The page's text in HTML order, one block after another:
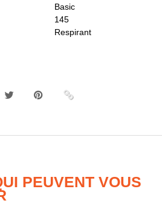
Basic
145
Respirant
PEUVENT VOUS